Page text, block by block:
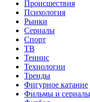
Происшествия
Психология
Рынки
Сериалы
Спорт
ТВ
Теннис
Технологии
Тренды
Фигурное катание
Фильмы и сериалы